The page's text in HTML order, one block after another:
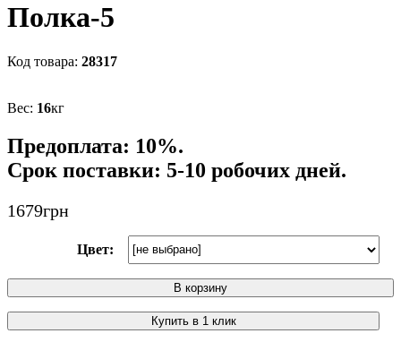
Полка-5
28317
16кг
Предоплата: 10%.
Срок поставки: 5-10 робочих дней.
1679грн
Цвет:
В корзину
Купить в 1 клик